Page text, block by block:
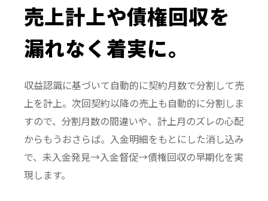
売上計上や債権回収を
漏れなく着実に。
収益認識に基づいて自動的に契約月数で分割して売
上を計上。次回契約以降の売上も自動的に分割しま
すので、分割月数の間違いや、計上月のズレの心配
からもうおさらば。入金明細をもとにした消し込み
で、未入金発見→入金督促→債権回収の早期化を実
現します。